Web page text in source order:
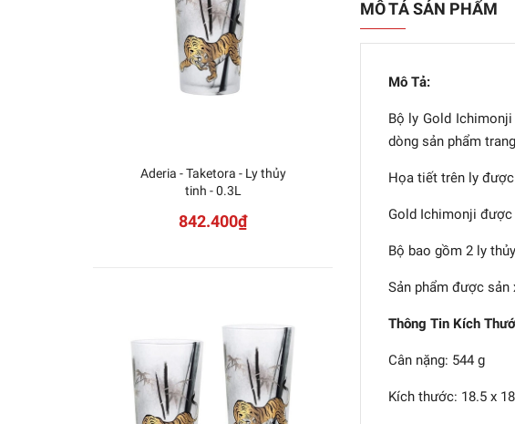
MÔ TẢ SẢN PHẨM
Mô Tả:
Bộ ly Gold
dòng sản phẩm
Họa tiết trên ly
Gold Ichimonji được
Bộ bao gồm 2 ly
Sản phẩm được sản
Thông Tin Kích
Cân nặng: 544 g
Kích thước: 18.5 x
Aderia - Taketora - Ly thủy
tinh - 0.3L
842.400₫
Aderia - Tsuyoiko - Ly
Seek in hình voi - 130ml
367.200₫